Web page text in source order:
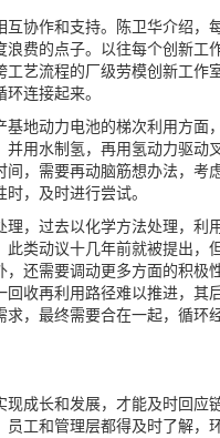
协作和支持。陈卫华介绍，
费的点子。以往每个创新工
艺流程的厂级劳模创新工作
连接起来。
地动力电池的梯次利用方面
用水制氢，再用氢动力驱动
，需要再动脑筋想办法，考
，及时进行尝试。
过去以化学方法处理，利用
类动议十几年前就被提出，
还需要调动更多方面的积极
收再利用路径难以推进，其
，最终需要合在一起，循环
成长和发展，才能及时回应
员工和管理层都得及时了解，